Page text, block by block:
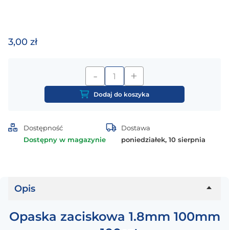
3,00 zł
-
ilość
Opaska
zaciskowa
100mm
100szt
+
Dodaj do koszyka
Dostępność
Dostępny w magazynie
Dostawa
poniedziałek, 10 sierpnia
Opis
Opaska zaciskowa 1.8mm 100mm